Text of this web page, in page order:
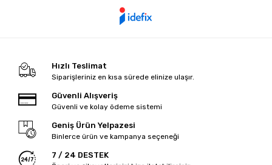
Hızlı Teslimat
Siparişleriniz en kısa sürede elinize ulaşır.
Güvenli Alışveriş
Güvenli ve kolay ödeme sistemi
Geniş Ürün Yelpazesi
Binlerce ürün ve kampanya seçeneği
7 / 24 DESTEK